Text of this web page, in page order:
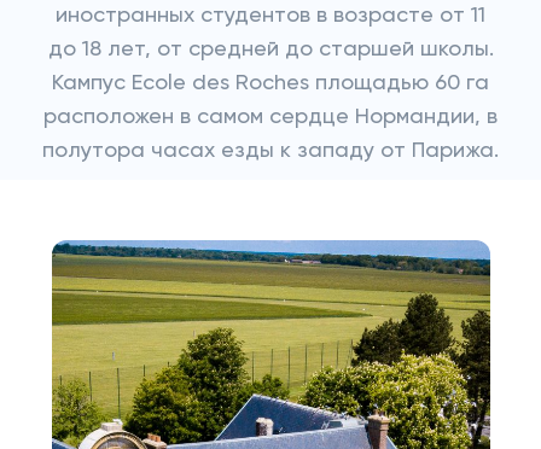
иностранных студентов в возрасте от 11
до 18 лет, от средней до старшей школы.
Кампус Ecole des Roches площадью 60 га
расположен в самом сердце Нормандии, в
полутора часах езды к западу от Парижа.